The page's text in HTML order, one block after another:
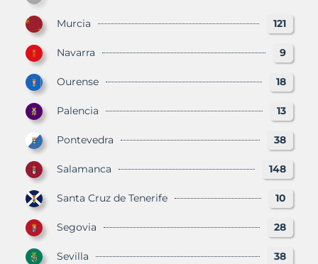
Murcia 121
Navarra 9
Ourense 18
Palencia 13
Pontevedra 38
Salamanca 148
Santa Cruz de Tenerife 10
Segovia 28
Sevilla 38